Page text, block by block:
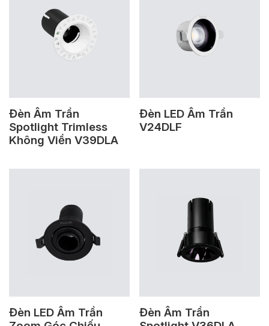
Đèn Âm Trần
Spotlight Trimless
Không Viền V39DLA
Đèn LED Âm Trần
V24DLF
Đèn LED Âm Trần
Đèn Âm Trần